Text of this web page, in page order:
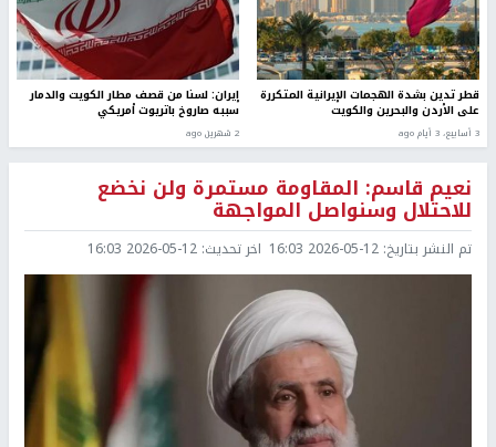
قطر تدين بشدة الهجمات الإيرانية المتكررة
على الأردن والبحرين والكويت
3 أسابيع، 3 أيام ago
إيران: لسنا من قصف مطار الكويت والدمار
سببه صاروخ باتريوت أمريكي
2 شهرين ago
نعيم قاسم: المقاومة مستمرة ولن نخضع
للاحتلال وسنواصل المواجهة
تم النشر بتاريخ: 2026-05-12 16:03 اخر تحديث: 2026-05-12 16:03